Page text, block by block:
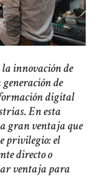
innovación de
generación de
digital
En esta
gran ventaja que
privilegio: el
directo o
ventaja para